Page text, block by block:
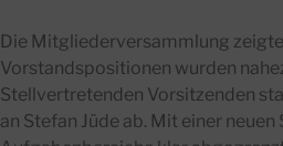
Die Mitgliederversammlung
Vorstandspositionen wurden
Stellvertretenden Vorsitzenden
an Stefan Jüde ab. Mit einer